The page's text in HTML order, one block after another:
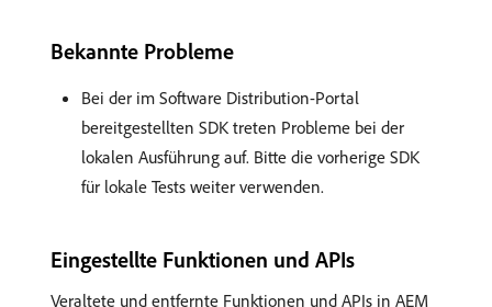
Bekannte Probleme
Bei der im Software Distribution-Portal
bereitgestellten SDK treten Probleme bei der
lokalen Ausführung auf. Bitte die vorherige SDK
für lokale Tests weiter verwenden.
Eingestellte Funktionen und APIs
Veraltete und entfernte Funktionen und APIs in AEM